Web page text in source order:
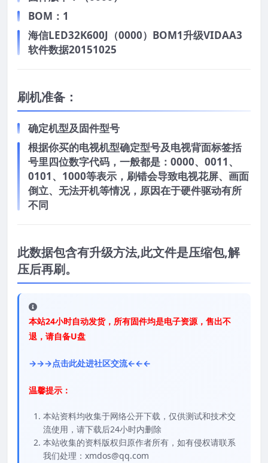
BOM：1
海信LED32K600J（0000）BOM1升级VIDAA3
软件数据20151025
刷机准备：
确定机型及固件型号
根据你买的电视机型确定型号及电视背面标签括
号里四位数字代码，一般都是：0000、0011、
0101、1000等表示，刷错会导致电视花屏、画面
倒立、无法开机等情况，原因在于硬件驱动有所
不同
此数据包含有升级方法,此文件是压缩包,解
压后再刷。
本站24小时自动发货，所有固件均是电子资源，售出不
退，请自备U盘
→→→点击此处进社区交流←←←
温馨提示：
本站资料均收集于网络公开下载，仅供测试和技术交
流使用，请下载后24小时内删除
本站收集的资料版权归原作者所有，如有侵权请联系
我们处理：xmdos@qq.com